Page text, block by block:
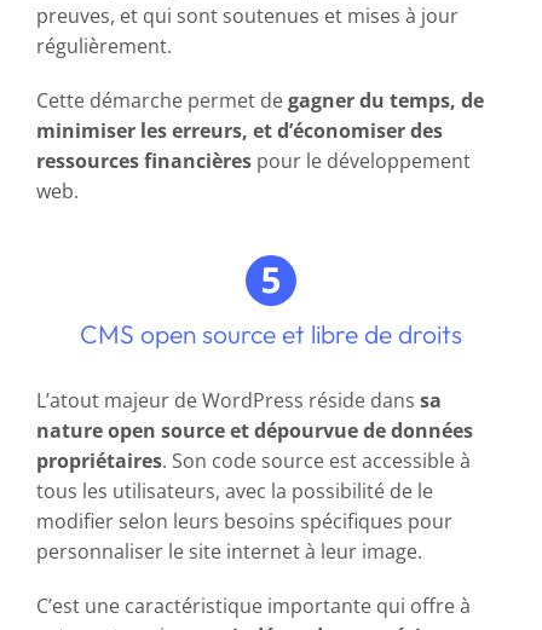
preuves, et qui sont soutenues et mises à jour
régulièrement.
Cette démarche permet degagner du temps, de
minimiser les erreurs, et d’économiser des
ressources financièrespour le développement
web.
CMS open source et libre de droits
L’atout majeur de WordPress réside dans sa
nature open source et dépourvue de données
propriétaires. Son code source est accessible à
tous les utilisateurs, avec la possibilité de le
modifier selon leurs besoins spécifiques pour
personnaliser le site internet à leur image.
C’est une caractéristique importante qui offre à